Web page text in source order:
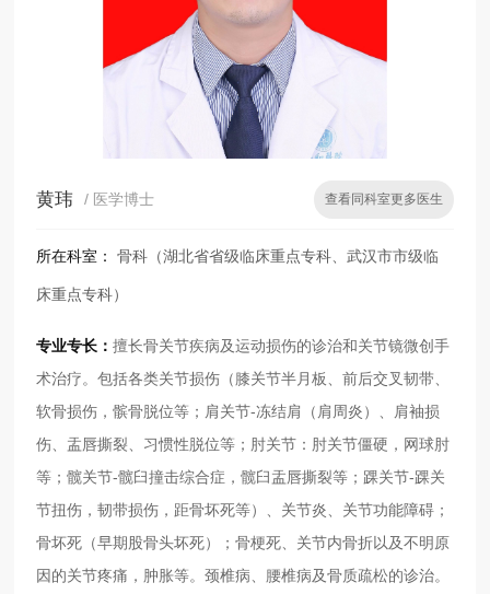
查看同科室更多医生
黄玮 / 医学博士
所在科室：骨科（湖北省省级临床重点专科、武汉市市级临
床重点专科）
专业专长：擅长⻣关节疾病及运动损伤的诊治和关节镜微创⼿
术治疗。包括各类关节损伤（膝关节半⽉板、前后交叉韧带、
软⻣损伤，髌⻣脱位等；肩关节-冻结肩（肩周炎）、肩袖损
伤、盂唇撕裂、习惯性脱位等；肘关节：肘关节僵硬，⽹球肘
等；髋关节-髋⾅撞击综合症，髋⾅盂唇撕裂等；踝关节-踝关
节扭伤，韧带损伤，距⻣坏死等）、关节炎、关节功能障碍；
⻣坏死（早期股⻣头坏死）；⻣梗死、关节内⻣折以及不明原
因的关节疼痛，肿胀等。颈椎病、腰椎病及⻣质疏松的诊治。